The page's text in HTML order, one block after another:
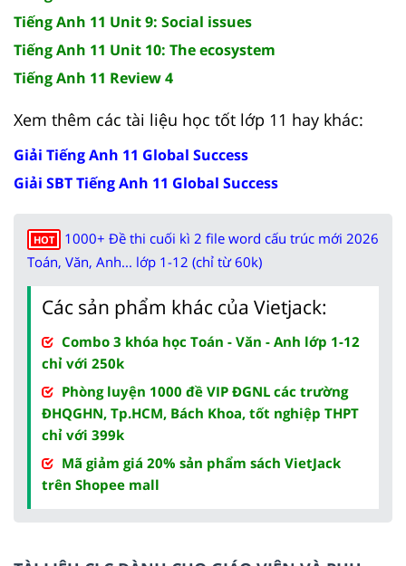
Tiếng Anh 11 Unit 9: Social issues
Tiếng Anh 11 Unit 10: The ecosystem
Tiếng Anh 11 Review 4
Xem thêm các tài liệu học tốt lớp 11 hay khác:
Giải Tiếng Anh 11 Global Success
Giải SBT Tiếng Anh 11 Global Success
HOT
1000+ Đề thi cuối kì 2 file word cấu trúc mới 2026
Toán, Văn, Anh... lớp 1-12 (chỉ từ 60k)
Các sản phẩm khác của Vietjack:
Combo 3 khóa học Toán - Văn - Anh lớp 1-12
chỉ với 250k
Phòng luyện 1000 đề VIP ĐGNL các trường
ĐHQGHN, Tp.HCM, Bách Khoa, tốt nghiệp THPT
chỉ với 399k
Mã giảm giá 20% sản phẩm sách VietJack
trên Shopee mall